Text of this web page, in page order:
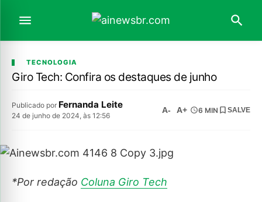
TECNOLOGIA
Giro Tech: Confira os destaques de junho
Publicado por Fernanda Leite
24 de junho de 2024, às 12:56
A- A+ 6 MIN SALVE
*Por redação Coluna Giro Tech